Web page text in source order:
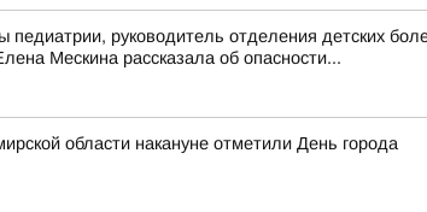
руководитель отделения детских
Мескина рассказала об опасности...
области накануне отметили День города